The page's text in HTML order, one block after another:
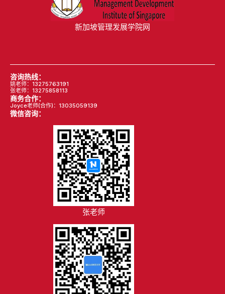
新加坡管理发展学院网
咨询热线：
姚老师：13275763191
张老师：13275858113
商务合作：
Joyce老师(合作)：13035059139
微信咨询：
张老师